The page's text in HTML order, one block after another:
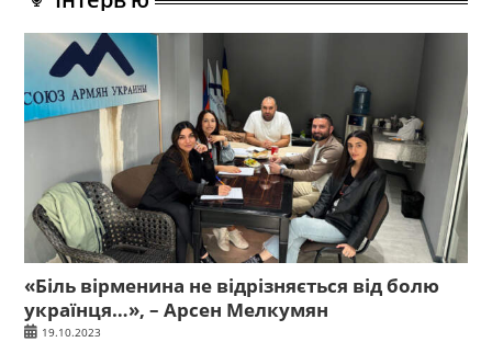
«Біль вірменина не відрізняється від болю
українця…», – Арсен Мелкумян
19.10.2023